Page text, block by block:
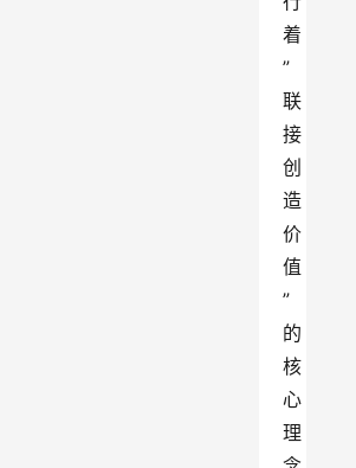
着
”
联
接
创
造
价
值
”
的
核
心
理